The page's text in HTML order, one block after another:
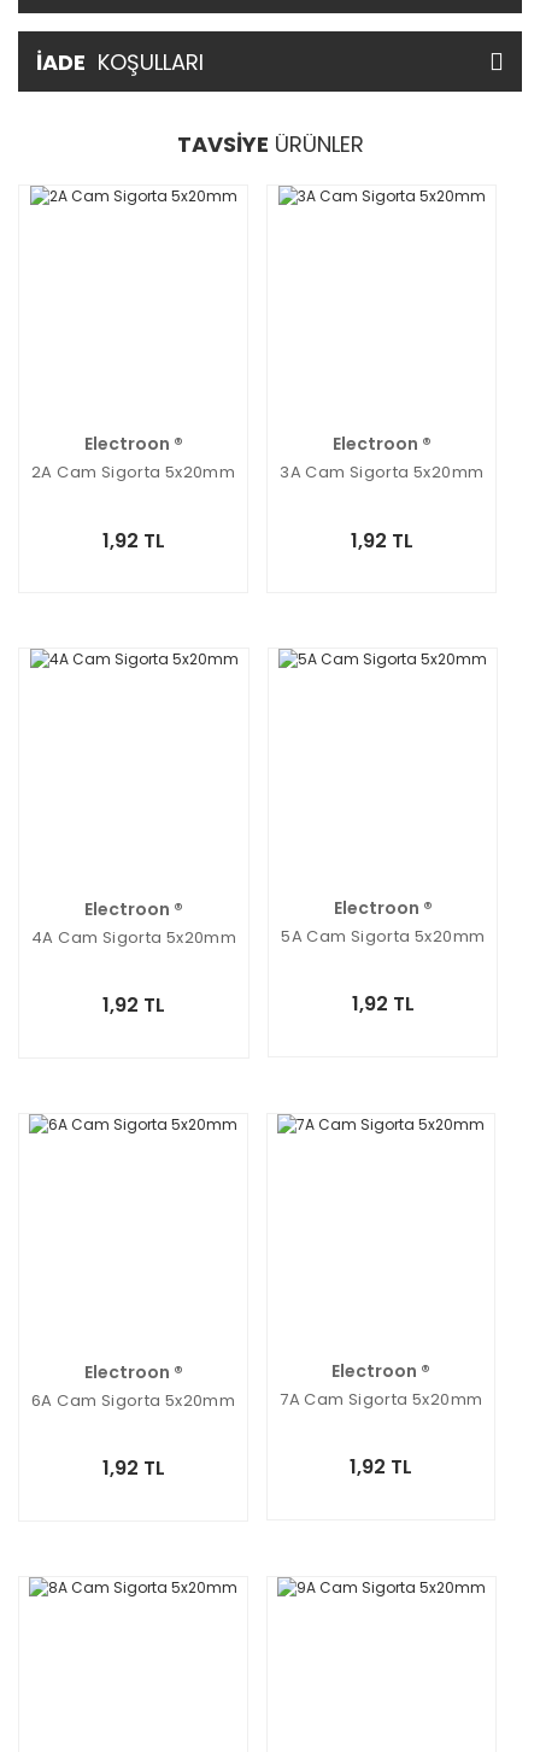
İADE KOŞULLARI
TAVSİYE ÜRÜNLER
Electroon ®
2A Cam Sigorta 5x20mm
1,92 TL
Electroon ®
3A Cam Sigorta 5x20mm
1,92 TL
Electroon ®
4A Cam Sigorta 5x20mm
1,92 TL
Electroon ®
5A Cam Sigorta 5x20mm
1,92 TL
Electroon ®
6A Cam Sigorta 5x20mm
1,92 TL
Electroon ®
7A Cam Sigorta 5x20mm
1,92 TL